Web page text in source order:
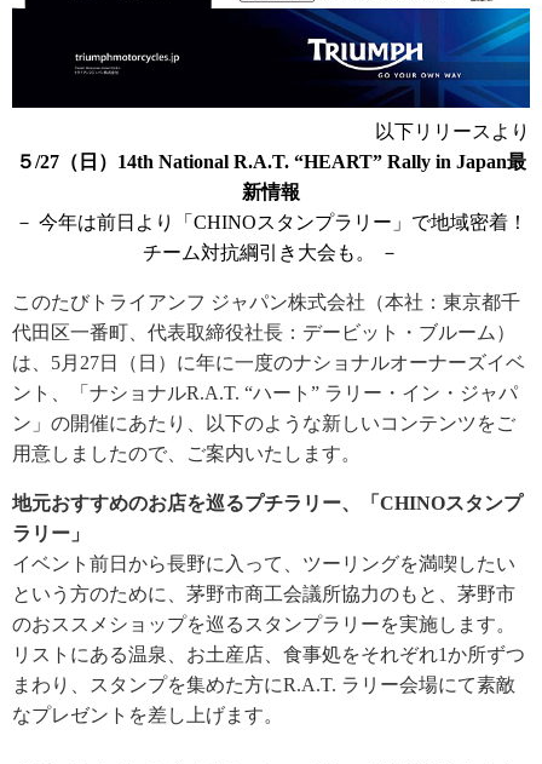
以下リリースより
５/27（日）14th National R.A.T. “HEART” Rally in Japan最
新情報
－ 今年は前日より「CHINOスタンプラリー」で地域密着！
チーム対抗綱引き大会も。 －
このたびトライアンフ ジャパン株式会社（本社：東京都千
代田区一番町、代表取締役社長：デービット・ブルーム）
は、5月27日（日）に年に一度のナショナルオーナーズイベ
ント、「ナショナルR.A.T. “ハート” ラリー・イン・ジャパ
ン」の開催にあたり、以下のような新しいコンテンツをご
用意しましたので、ご案内いたします。
地元おすすめのお店を巡るプチラリー、「CHINOスタンプ
ラリー」
イベント前日から長野に入って、ツーリングを満喫したい
という方のために、茅野市商工会議所協力のもと、茅野市
のおススメショップを巡るスタンプラリーを実施します。
リストにある温泉、お土産店、食事処をそれぞれ1か所ずつ
まわり、スタンプを集めた方にR.A.T. ラリー会場にて素敵
なプレゼントを差し上げます。